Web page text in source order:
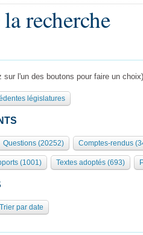
organes
Présidents Bureau Collège des
clés
Bourbon
recherche
sur l'un des boutons pour faire un choix)
législatures
Questions (20252) Comptes-rendus
(1001) Textes adoptés (693)
Trier par date